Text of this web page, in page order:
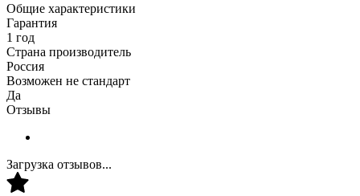
Общие характеристики
Гарантия
1 год
Страна производитель
Россия
Возможен не стандарт
Да
Отзывы
Загрузка отзывов...